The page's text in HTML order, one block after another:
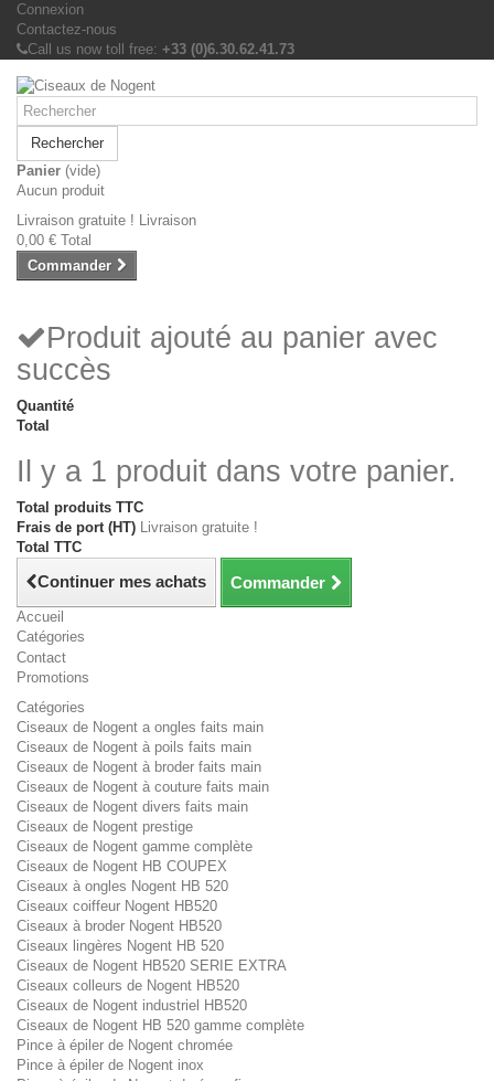
Connexion
Contactez-nous
Call us now toll free: +33 (0)6.30.62.41.73
Rechercher
Panier (vide)
Aucun produit
Livraison gratuite ! Livraison
0,00 € Total
Commander
Produit ajouté au panier avec
succès
Quantité
Total
Il y a 1 produit dans votre panier.
Total produits TTC
Frais de port (HT) Livraison gratuite !
Total TTC
Continuer mes achats Commander
Accueil
Catégories
Contact
Promotions
Catégories
Ciseaux de Nogent a ongles faits main
Ciseaux de Nogent à poils faits main
Ciseaux de Nogent à broder faits main
Ciseaux de Nogent à couture faits main
Ciseaux de Nogent divers faits main
Ciseaux de Nogent prestige
Ciseaux de Nogent gamme complète
Ciseaux de Nogent HB COUPEX
Ciseaux à ongles Nogent HB 520
Ciseaux coiffeur Nogent HB520
Ciseaux à broder Nogent HB520
Ciseaux lingères Nogent HB 520
Ciseaux de Nogent HB520 SERIE EXTRA
Ciseaux colleurs de Nogent HB520
Ciseaux de Nogent industriel HB520
Ciseaux de Nogent HB 520 gamme complète
Pince à épiler de Nogent chromée
Pince à épiler de Nogent inox